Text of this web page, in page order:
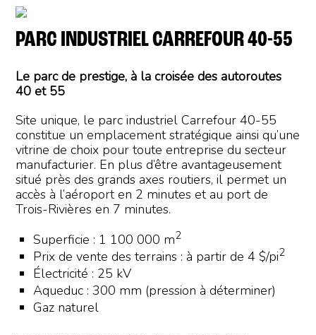
PARC INDUSTRIEL CARREFOUR 40-55
Le parc de prestige, à la croisée des autoroutes
40 et 55
Site unique, le parc industriel Carrefour 40-55
constitue un emplacement stratégique ainsi qu’une
vitrine de choix pour toute entreprise du secteur
manufacturier. En plus d’être avantageusement
situé près des grands axes routiers, il permet un
accès à l’aéroport en 2 minutes et au port de
Trois-Rivières en 7 minutes.
Superficie : 1 100 000 m2
Prix de vente des terrains : à partir de 4 $/pi2
Électricité : 25 kV
Aqueduc : 300 mm (pression à déterminer)
Gaz naturel